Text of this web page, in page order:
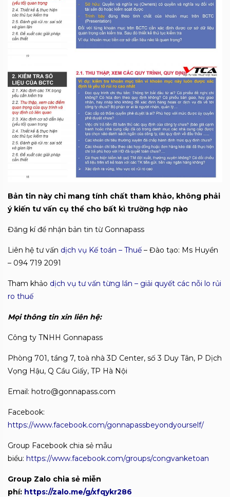
Bản tin này chỉ mang tính chất tham khảo, không phải
ý kiến tư vấn cụ thể cho bất kì trường hợp nào
Đăng kí để nhận bản tin từ Gonnapass
Liên hệ tư vấn dịch vụ Kế toán – Thuế – Đào tạo: Ms Huyền
– 094 719 2091
Tham khảo dịch vụ tư vấn từng lần – giải quyết các nỗi lo rủi
ro thuế
Mọi thông tin xin liên hệ:
Công ty TNHH Gonnapass
Phòng 701, tầng 7, toà nhà 3D Center, số 3 Duy Tân, P Dịch
Vọng Hậu, Q Cầu Giấy, TP Hà Nội
Email: hotro@gonnapass.com
Facebook:
https://www.facebook.com/gonnapassbeyondyourself/
Group Facebook chia sẻ mẫu
biểu: https://www.facebook.com/groups/congvanketoan
Group Zalo chia sẻ miễn
phí: https://zalo.me/g/xfqykr286